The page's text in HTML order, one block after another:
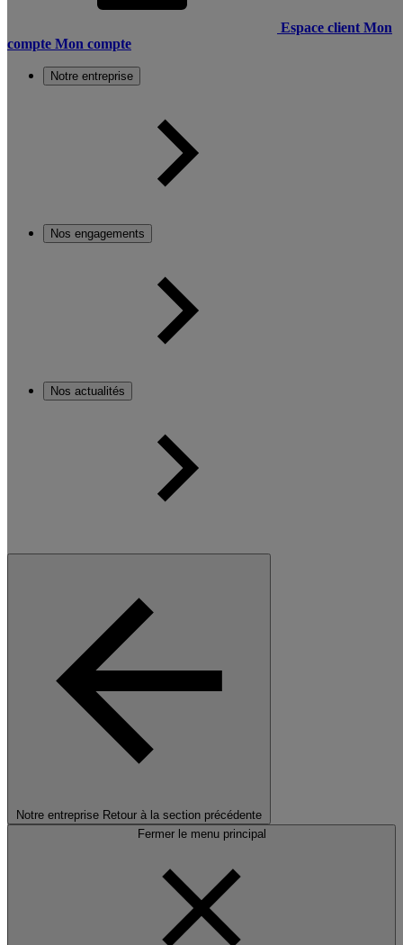
Espace client Mon
compte Mon compte
Notre entreprise
Nos engagements
Nos actualités
Notre entreprise Retour à la section précédente
Fermer le menu principal